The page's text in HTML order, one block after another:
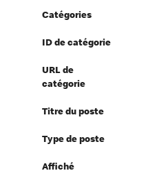
Catégories
ID de catégorie
URL de
catégorie
Titre du poste
Type de poste
Affiché